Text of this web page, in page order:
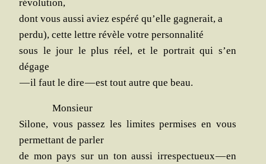
révolution,
dont vous aus­si aviez espé­ré qu’elle gagne­rait, a
per­du), cette lettre révèle votre personnalité
sous le jour le plus réel, et le por­trait qui s’en
dégage
— il faut le dire — est tout autre que beau.
Mon­sieur
Silone, vous pas­sez les limites per­mises en vous
per­met­tant de parler
de mon pays sur un ton aus­si irres­pec­tueux — en